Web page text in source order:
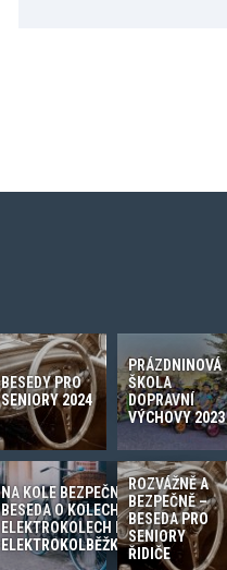
BESEDY PRO
SENIORY 2024
PRÁZDNINOVÁ
ŠKOLA
DOPRAVNÍ
VÝCHOVY 2023
NA KOLE BEZPEČNĚ –
BESEDA O KOLECH,
ELEKTROKOLECH I
ELEKTROKOLBĚŽKÁCH
ROZVÁŽNĚ A
BEZPEČNĚ –
BESEDA PRO
SENIORY
ŘIDIČE